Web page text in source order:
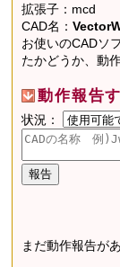
拡張子：mcd
CAD名：
お使いのCADソ
たかどうか、動
動作報告
状況：
まだ動作報告が